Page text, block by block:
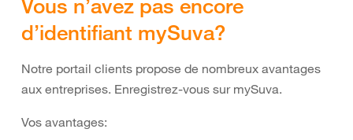
Vous n’avez pas encore
d’identifiant mySuva?
Notre portail clients propose de nombreux avantages
aux entreprises. Enregistrez-vous sur mySuva.
Vos avantages: